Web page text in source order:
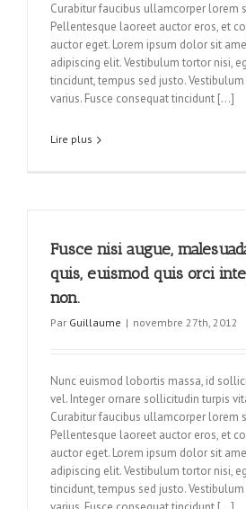
Curabitur faucibus ullamcorper lorem
Pellentesque laoreet auctor eros, et
auctor eget. Lorem ipsum dolor sit
adipiscing elit. Vestibulum tortor nisi,
tincidunt, tempus sed justo.
varius. Fusce consequat tincidunt […]
Lire plus
Fusce nisi augue,
quis, euismod quis orci
non.
Par Guillaume | novembre 27th, 2012
Nunc euismod lobortis massa, id
vel. Integer ornare sollicitudin turpis
Curabitur faucibus ullamcorper lorem
Pellentesque laoreet auctor eros, et
auctor eget. Lorem ipsum dolor sit
adipiscing elit. Vestibulum tortor nisi,
tincidunt, tempus sed justo.